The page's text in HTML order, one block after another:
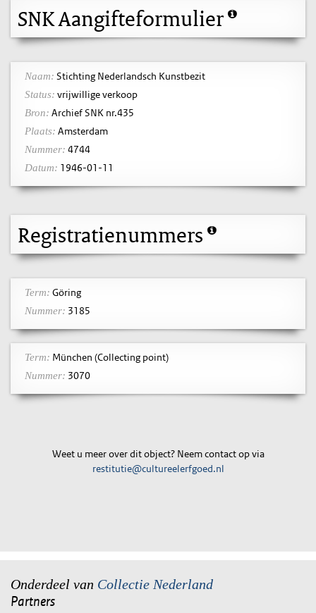
SNK Aangifteformulier
Naam: Stichting Nederlandsch Kunstbezit
Status: vrijwillige verkoop
Bron: Archief SNK nr.435
Plaats: Amsterdam
Nummer: 4744
Datum: 1946-01-11
Registratienummers
Term: Göring
Nummer: 3185
Term: München (Collecting point)
Nummer: 3070
Weet u meer over dit object? Neem contact op via
restitutie@cultureelerfgoed.nl
Onderdeel van Collectie Nederland
Partners